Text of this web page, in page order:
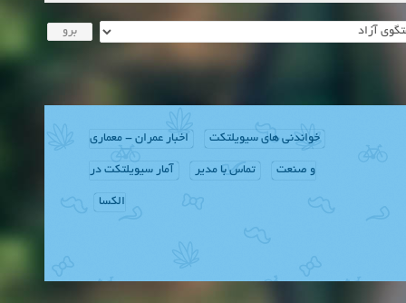
خواندنی های سیویلتکت اخبار عمران - معماری
و صنعت تماس با مدیر آمار سیویلتکت در
الکسا